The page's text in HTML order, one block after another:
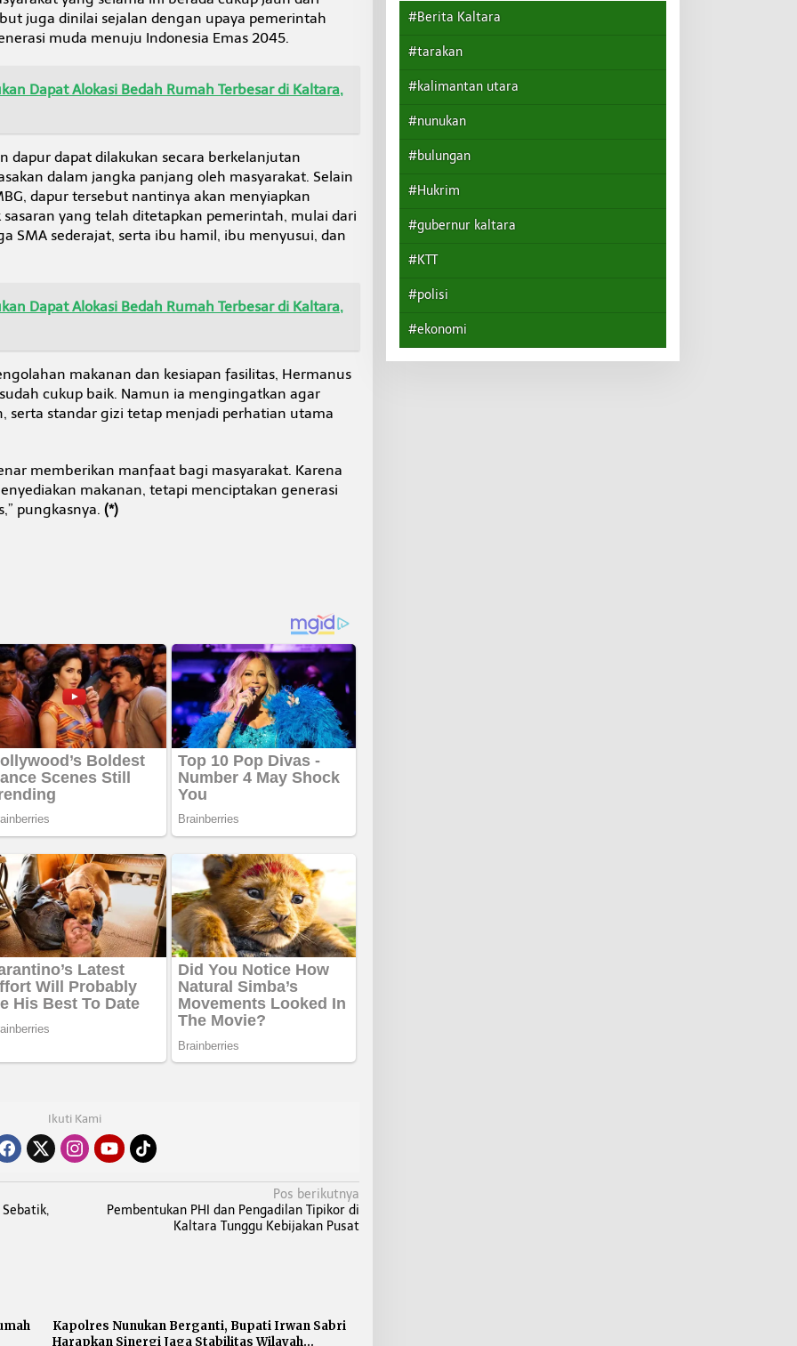
juga dinilai sejalan dengan upaya pemerintah
muda menuju Indonesia Emas 2045.
Dapat Alokasi Bedah Rumah Terbesar di Kaltara,
dapur dapat dilakukan secara berkelanjutan
dalam jangka panjang oleh masyarakat. Selain
dapur tersebut nantinya akan menyiapkan
yang telah ditetapkan pemerintah, mulai dari
SMA sederajat, serta ibu hamil, ibu menyusui, dan
Dapat Alokasi Bedah Rumah Terbesar di Kaltara,
makanan dan kesiapan fasilitas, Hermanus
cukup baik. Namun ia mengingatkan agar
serta standar gizi tetap menjadi perhatian utama
memberikan manfaat bagi masyarakat. Karena
makanan, tetapi menciptakan generasi
pungkasnya. (*)
Ikuti Kami
Pos berikutnya
Pembentukan PHI dan Pengadilan Tipikor di
Kaltara Tunggu Kebijakan Pusat
Kapolres Nunukan Berganti, Bupati Irwan Sabri
Harapkan Sinergi Jaga Stabilitas Wilayah
#Berita Kaltara
#tarakan
#kalimantan utara
#nunukan
#bulungan
#Hukrim
#gubernur kaltara
#KTT
#polisi
#ekonomi